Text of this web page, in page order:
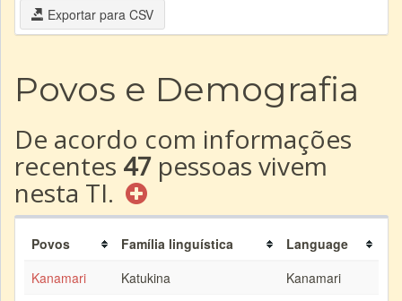
Exportar para CSV
Povos e Demografia
De acordo com informações
recentes 47 pessoas vivem
nesta TI.
Povos Família linguística
Language
Kanamari
Katukina
Kanamari